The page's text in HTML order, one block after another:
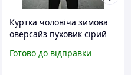
Куртка чоловіча зимова
оверсайз пуховик сірий
теплий модний
Готово до відправки